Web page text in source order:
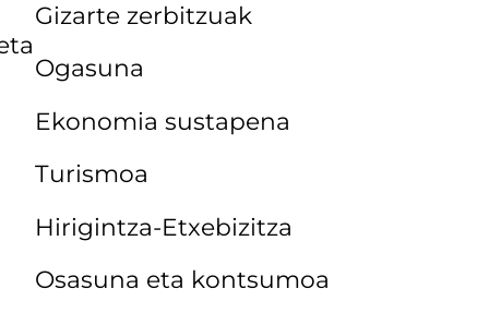
Gizarte zerbitzuak
Ogasuna
Ekonomia sustapena
Turismoa
Hirigintza-Etxebizitza
Osasuna eta kontsumoa